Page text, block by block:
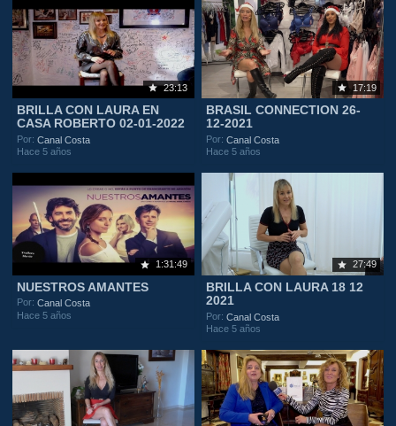
23:13
BRILLA CON LAURA EN
CASA ROBERTO 02-01-2022
Por:Canal Costa
Hace 5 años
17:19
BRASIL CONNECTION 26-
12-2021
Por:Canal Costa
Hace 5 años
1:31:49
NUESTROS AMANTES
Por:Canal Costa
Hace 5 años
27:49
BRILLA CON LAURA 18 12
2021
Por:Canal Costa
Hace 5 años